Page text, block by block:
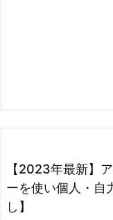
【2023年最新】
ーを使い個人・自
し】